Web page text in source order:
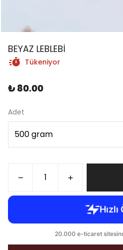
BEYAZ LEBLEBİ
Tükeniyor
₺ 80.00
Adet